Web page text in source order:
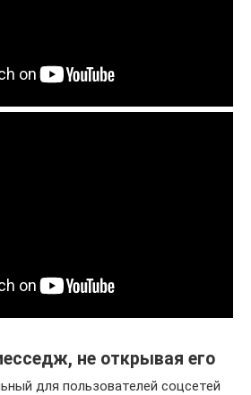
не открывая его
для пользователей соцсетей